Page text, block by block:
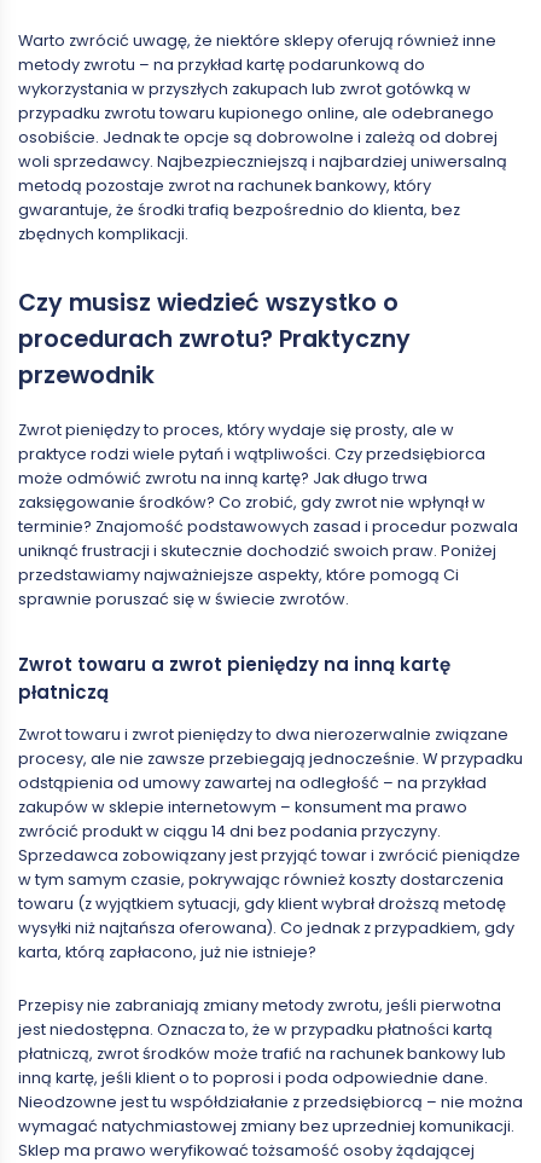
Warto zwrócić uwagę, że niektóre sklepy oferują również inne
metody zwrotu – na przykład kartę podarunkową do
wykorzystania w przyszłych zakupach lub zwrot gotówką w
przypadku zwrotu towaru kupionego online, ale odebranego
osobiście. Jednak te opcje są dobrowolne i zależą od dobrej
woli sprzedawcy. Najbezpieczniejszą i najbardziej uniwersalną
metodą pozostaje zwrot na rachunek bankowy, który
gwarantuje, że środki trafią bezpośrednio do klienta, bez
zbędnych komplikacji.
Czy musisz wiedzieć wszystko o
procedurach zwrotu? Praktyczny
przewodnik
Zwrot pieniędzy to proces, który wydaje się prosty, ale w
praktyce rodzi wiele pytań i wątpliwości. Czy przedsiębiorca
może odmówić zwrotu na inną kartę? Jak długo trwa
zaksięgowanie środków? Co zrobić, gdy zwrot nie wpłynął w
terminie? Znajomość podstawowych zasad i procedur pozwala
uniknąć frustracji i skutecznie dochodzić swoich praw. Poniżej
przedstawiamy najważniejsze aspekty, które pomogą Ci
sprawnie poruszać się w świecie zwrotów.
Zwrot towaru a zwrot pieniędzy na inną kartę
płatniczą
Zwrot towaru i zwrot pieniędzy to dwa nierozerwalnie związane
procesy, ale nie zawsze przebiegają jednocześnie. W przypadku
odstąpienia od umowy zawartej na odległość – na przykład
zakupów w sklepie internetowym – konsument ma prawo
zwrócić produkt w ciągu 14 dni bez podania przyczyny.
Sprzedawca zobowiązany jest przyjąć towar i zwrócić pieniądze
w tym samym czasie, pokrywając również koszty dostarczenia
towaru (z wyjątkiem sytuacji, gdy klient wybrał droższą metodę
wysyłki niż najtańsza oferowana). Co jednak z przypadkiem, gdy
karta, którą zapłacono, już nie istnieje?
Przepisy nie zabraniają zmiany metody zwrotu, jeśli pierwotna
jest niedostępna. Oznacza to, że w przypadku płatności kartą
płatniczą, zwrot środków może trafić na rachunek bankowy lub
inną kartę, jeśli klient o to poprosi i poda odpowiednie dane.
Nieodzowne jest tu współdziałanie z przedsiębiorcą – nie można
wymagać natychmiastowej zmiany bez uprzedniej komunikacji.
Sklep ma prawo weryfikować tożsamość osoby żądającej